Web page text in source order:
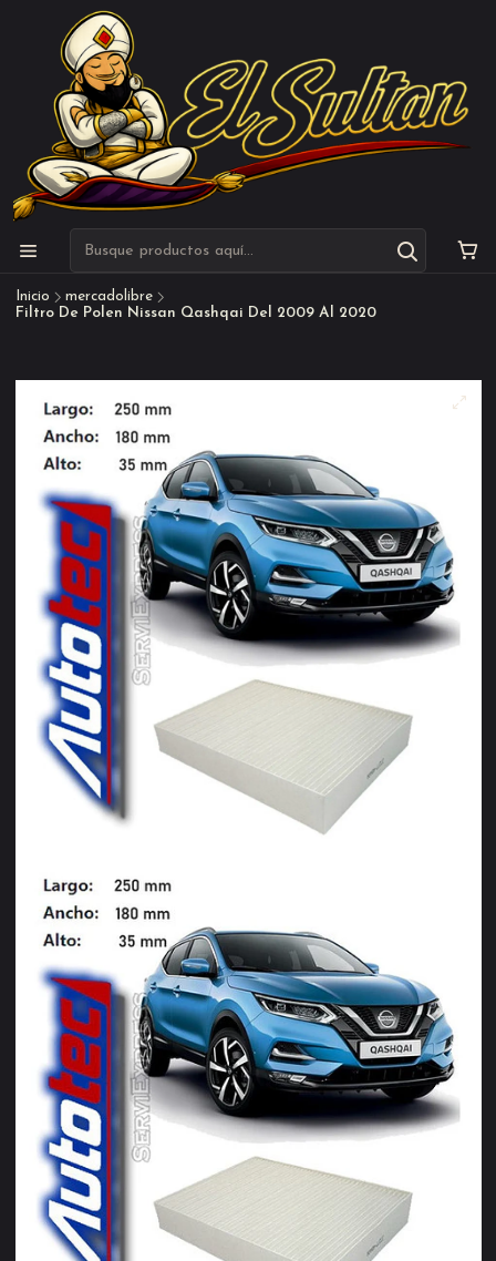
Inicio
mercadolibre
Filtro De Polen Nissan Qashqai Del 2009 Al 2020